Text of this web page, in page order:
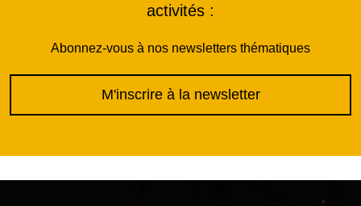
activités :
Abonnez-vous à nos newsletters thématiques
M'inscrire à la newsletter